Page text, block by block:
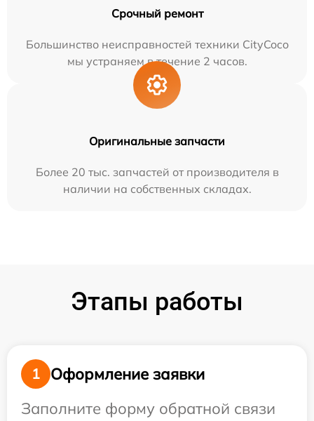
Срочный ремонт
Большинство неисправностей техники CityCoco
мы устраняем в течение 2 часов.
Оригинальные запчасти
Более 20 тыс. запчастей от производителя в
наличии на собственных складах.
Этапы работы
1
Оформление заявки
Заполните форму обратной связи